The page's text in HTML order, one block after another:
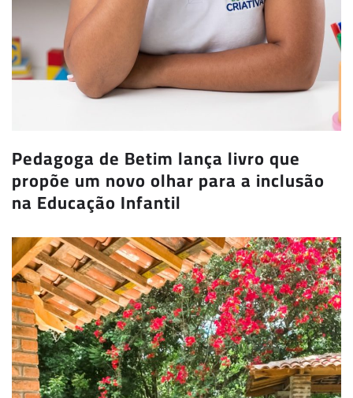
Pedagoga de Betim lança livro que
propõe um novo olhar para a inclusão
na Educação Infantil